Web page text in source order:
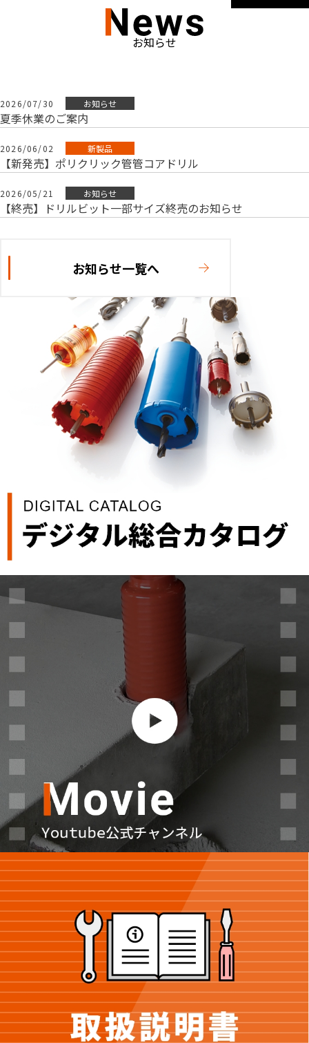
お知らせ
お知らせ一覧へ
2026/07/30 お知らせ
夏季休業のご案内
2026/06/02 新製品
【新発売】ポリクリック管管コアドリル
2026/05/21 お知らせ
【終売】ドリルビット一部サイズ終売のお知らせ